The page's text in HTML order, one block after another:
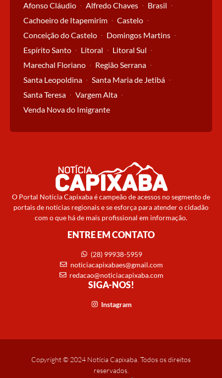
Afonso Cláudio Alfredo Chaves
Brasil
Cachoeiro de Itapemirim
Castelo
Conceição do Castelo
Domingos Martins
Espírito Santo
Litoral
Litoral Sul
Marechal Floriano
Região Serrana
Santa Leopoldina
Santa Maria de Jetibá
Santa Teresa
Vargem Alta
Venda Nova do Imigrante
O Portal Notícia Capixaba é campeão de acessos no segmento de
portais de notícias regionais e se esforça para atender o cidadão
com o que há de mais profissional em informação.
ENTRE EM CONTATO
(28) 99938-5959
noticiacapixabaes@gmail.com
redacao@noticiacapixaba.com
SIGA-NOS!
Instagram
Copyright © 2024 Notícia Capixaba. Todos os direitos
reservados.